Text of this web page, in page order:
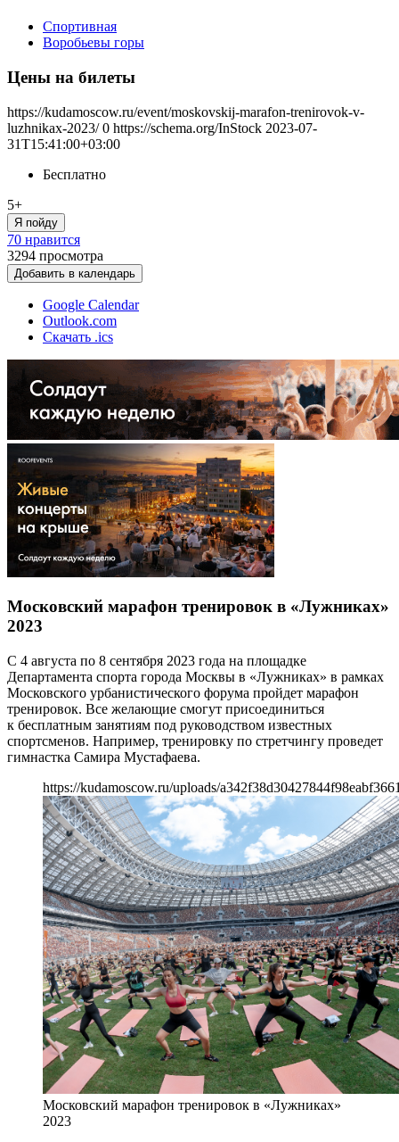
Спортивная
Воробьевы горы
Цены на билеты
https://kudamoscow.ru/event/moskovskij-marafon-trenirovok-v-
luzhnikax-2023/ 0 https://schema.org/InStock 2023-07-
31T15:41:00+03:00
Бесплатно
5+
Я пойду
70 нравится
3294 просмотра
Добавить в календарь
Google Calendar
Outlook.com
Скачать .ics
Московский марафон тренировок в «Лужниках»
2023
С 4 августа по 8 сентября 2023 года на площадке
Департамента спорта города Москвы в «Лужниках» в рамках
Московского урбанистического форума пройдет марафон
тренировок. Все желающие смогут присоединиться
к бесплатным занятиям под руководством известных
спортсменов. Например, тренировку по стретчингу проведет
гимнастка Самира Мустафаева.
https://kudamoscow.ru/uploads/
Московский марафон тренировок в «Лужниках»
2023